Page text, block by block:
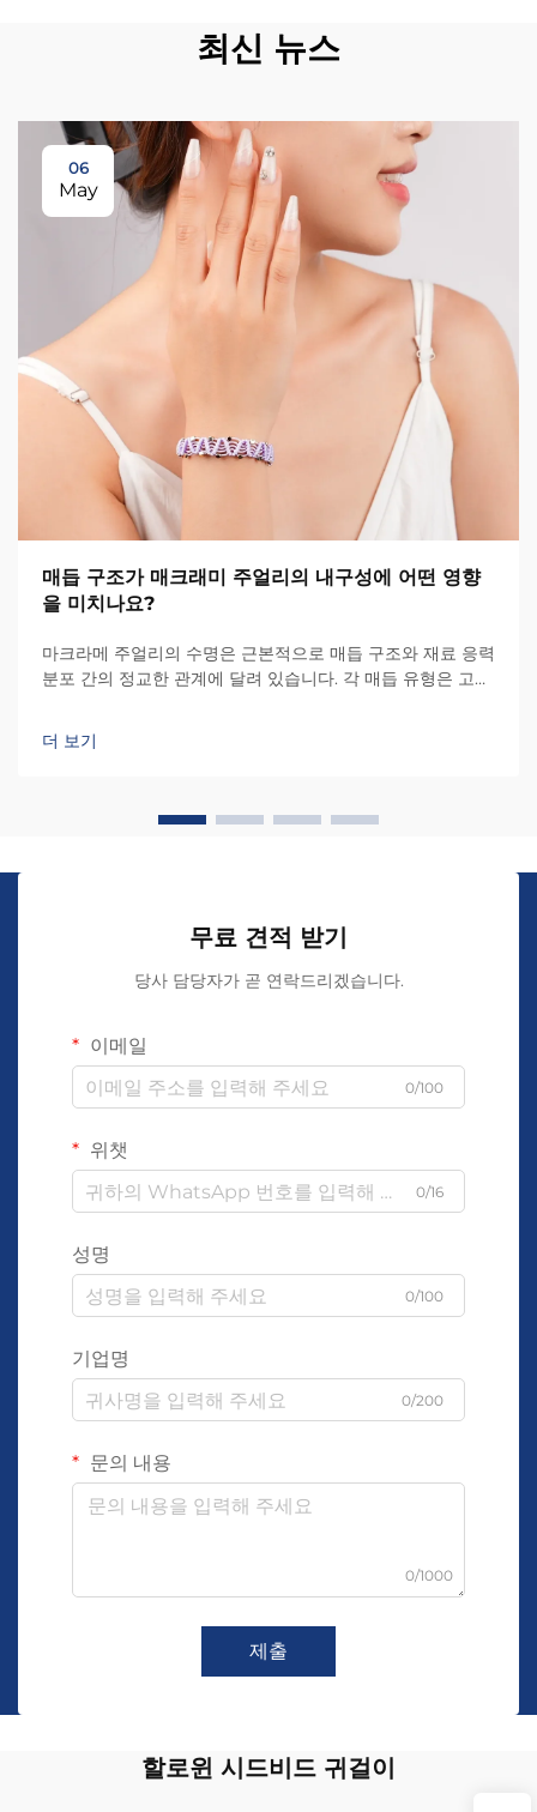
최신 뉴스
06
May
매듭 구조가 매크래미 주얼리의 내구성에 어떤 영향
을 미치나요?
마크라메 주얼리의 수명은 근본적으로 매듭 구조와 재료 응력
분포 간의 정교한 관계에 달려 있습니다. 각 매듭 유형은 고유
에 얼마나 잘 견디는지를 결정합니다...
더 보기
무료 견적 받기
당사 담당자가 곧 연락드리겠습니다.
이메일
0/100
위챗
0/16
성명
0/100
기업명
0/200
문의 내용
0/1000
제출
할로윈 시드비드 귀걸이